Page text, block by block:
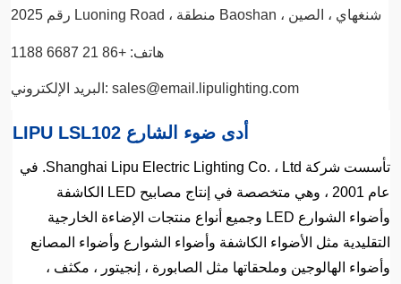
رقم 2025 Luoning Road ، منطقة Baoshan ، شنغهاي ، الصين
هاتف: +86 21 6687 1188
البريد الإلكتروني: sales@email.lipulighting.com
LIPU LSL102 أدى ضوء الشارع
تأسست شركة Shanghai Lipu Electric Lighting Co. ، Ltd. في
عام 2001 ، وهي متخصصة في إنتاج مصابيح LED الكاشفة
وأضواء الشوارع LED وجميع أنواع منتجات الإضاءة الخارجية
التقليدية مثل الأضواء الكاشفة وأضواء الشوارع وأضواء المصانع
وأضواء الهالوجين وملحقاتها مثل الصابورة ، إنجيتور ، مكثف ،